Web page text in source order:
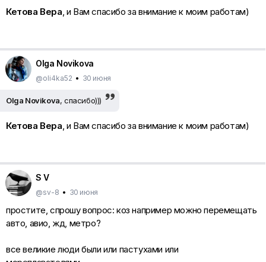
Кетова Вера, и Вам спасибо за внимание к моим работам)
Olga Novikova
@oli4ka52 • 30 июня
Olga Novikova, спасибо)))
Кетова Вера, и Вам спасибо за внимание к моим работам)
S V
@sv-8 • 30 июня
простите, спрошу вопрос: коз например можно перемещать
авто, авио, жд, метро?
все великие люди были или пастухами или